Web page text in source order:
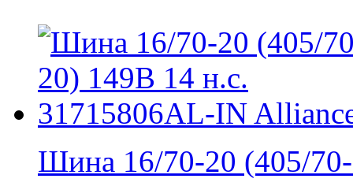
Шина 16/70-20 (405/